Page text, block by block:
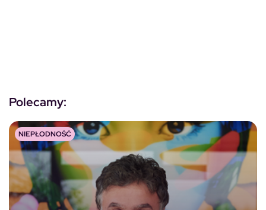
Polecamy:
NIEPŁODNOŚĆ